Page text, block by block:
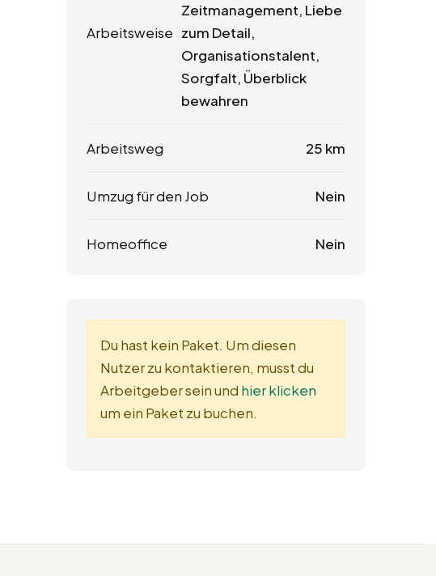
Arbeitsweise
Zeitmanagement, Liebe
zum Detail,
Organisationstalent,
Sorgfalt, Überblick
bewahren
Arbeitsweg 25 km
Umzug für den Job Nein
Homeoffice Nein
Du hast kein Paket. Um diesen
Nutzer zu kontaktieren, musst du
Arbeitgeber sein und hier klicken
um ein Paket zu buchen.